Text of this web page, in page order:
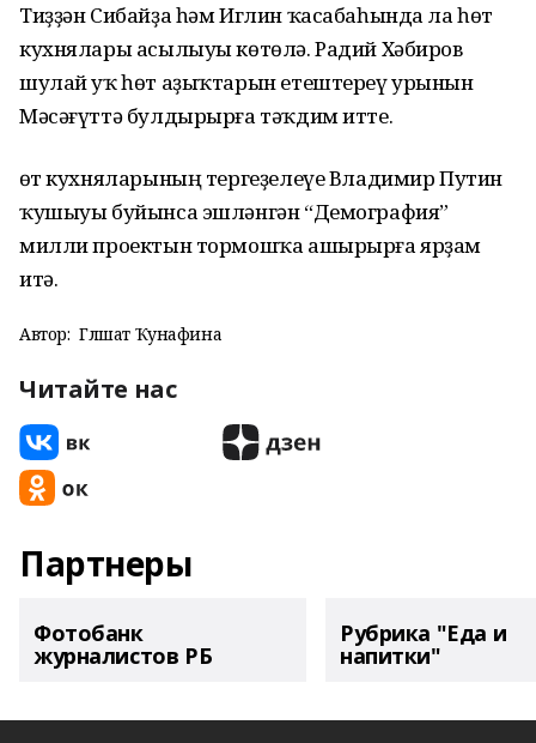
Тиҙҙән Сибайҙа һәм Иглин ҡасабаһында ла һөт
кухнялары асылыуы көтөлә. Радий Хәбиров
шулай уҡ һөт аҙыҡтарын етештереү урынын
Мәсәғүттә булдырырға тәҡдим итте.
Һөт кухняларының тергеҙелеүе Владимир Путин
ҡушыуы буйынса эшләнгән “Демография”
милли проектын тормошҡа ашырырға ярҙам
итә.
Автор: Гөлшат Ҡунафина
Читайте нас
Партнеры
Фотобанк
журналистов РБ
Рубрика "Еда и
напитки"